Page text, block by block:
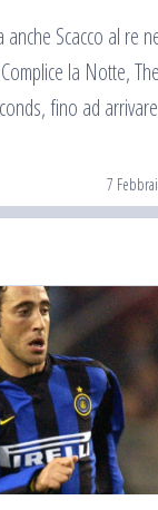
Scacco al re
la Notte, The
fino ad
7